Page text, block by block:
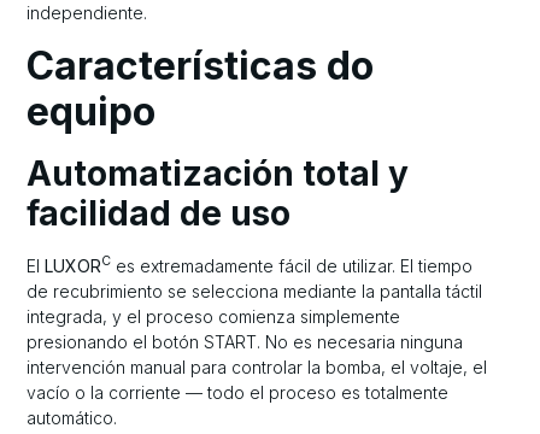
independiente.
Características do
equipo
Automatización total y
facilidad de uso
ElLUXORC es extremadamente fácil de utilizar. El tiempo
de recubrimiento se selecciona mediante la pantalla táctil
integrada, y el proceso comienza simplemente
presionando el botón START. No es necesaria ninguna
intervención manual para controlar la bomba, el voltaje, el
vacío o la corriente — todo el proceso es totalmente
automático.